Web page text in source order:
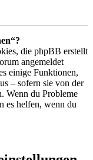
die phpBB erstellt
angemeldet
einige Funktionen,
– sofern sie von der
Wenn du Probleme
es helfen, wenn du